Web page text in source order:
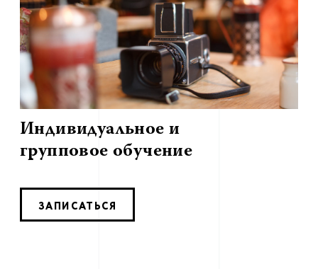
Индивидуальное и
групповое обучение
ЗАПИСАТЬСЯ